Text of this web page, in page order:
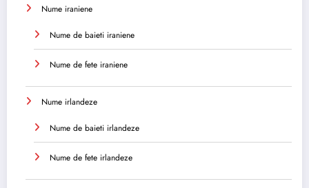
Nume iraniene
Nume de baieti iraniene
Nume de fete iraniene
Nume irlandeze
Nume de baieti irlandeze
Nume de fete irlandeze